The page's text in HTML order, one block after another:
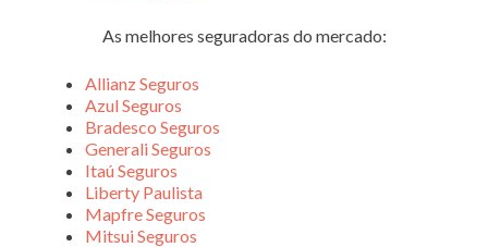
As melhores seguradoras do mercado:
Allianz Seguros
Azul Seguros
Bradesco Seguros
Generali Seguros
Itaú Seguros
Liberty Paulista
Mapfre Seguros
Mitsui Seguros